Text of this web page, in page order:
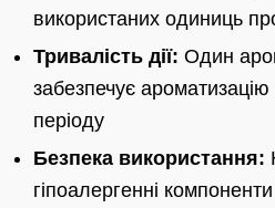
використаних одиниць
Тривалість дії: Один
забезпечує
періоду
Безпека використання:
гіпоалергенні